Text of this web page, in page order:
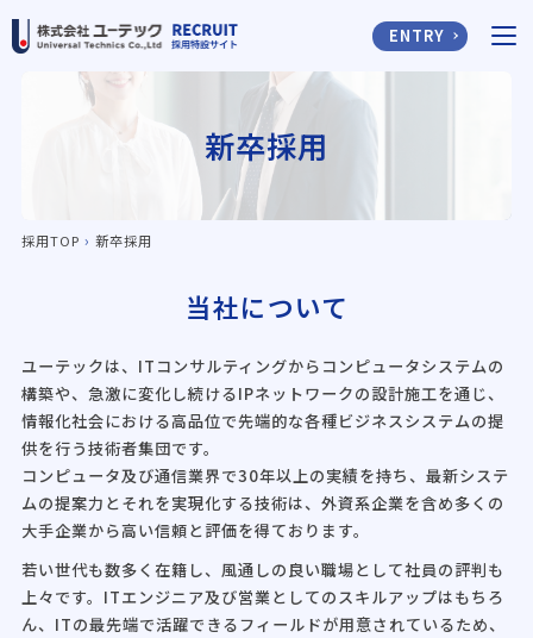
ENTRY
新卒採用
採用TOP › 新卒採用
当社について
ユーテックは、ITコンサルティングからコンピュータシステムの
構築や、急激に変化し続けるIPネットワークの設計施工を通じ、
情報化社会における高品位で先端的な各種ビジネスシステムの提
供を行う技術者集団です。
コンピュータ及び通信業界で30年以上の実績を持ち、最新システ
ムの提案力とそれを実現化する技術は、外資系企業を含め多くの
大手企業から高い信頼と評価を得ております。
若い世代も数多く在籍し、風通しの良い職場として社員の評判も
上々です。ITエンジニア及び営業としてのスキルアップはもちろ
ん、ITの最先端で活躍できるフィールドが用意されているため、